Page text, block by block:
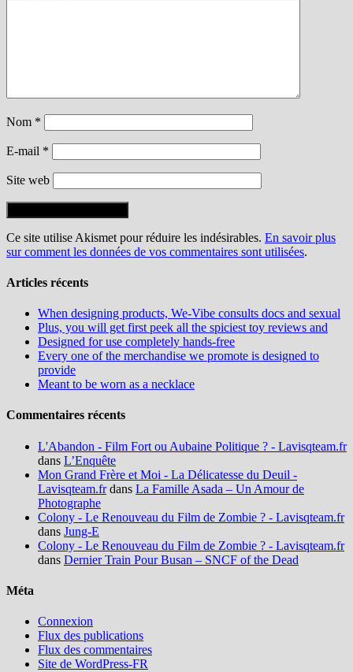
Nom *
E-mail *
Site web
Ce site utilise Akismet pour réduire les indésirables. En savoir plus
sur comment les données de vos commentaires sont utilisées.
Articles récents
When designing products, We-Vibe consults docs and sexual
Plus, you will get first peek all the spiciest toy reviews and
Designed for use completely hands-free
Every one of the merchandise we promote is designed to
provide
Meant to be worn as a necklace
Commentaires récents
L'Abandon - Film Fort ou Aubaine Politique ? - Lavisqteam.fr
dans L’Enquête
Mon Grand Frère et Moi - La Délicatesse du Deuil -
Lavisqteam.frdans La Famille Asada – Un Amour de
Photographe
Colony - Le Renouveau du Film de Zombie ? - Lavisqteam.fr
dans Jung-E
Colony - Le Renouveau du Film de Zombie ? - Lavisqteam.fr
dans Dernier Train Pour Busan – SNCF of the Dead
Méta
Connexion
Flux des publications
Flux des commentaires
Site de WordPress-FR